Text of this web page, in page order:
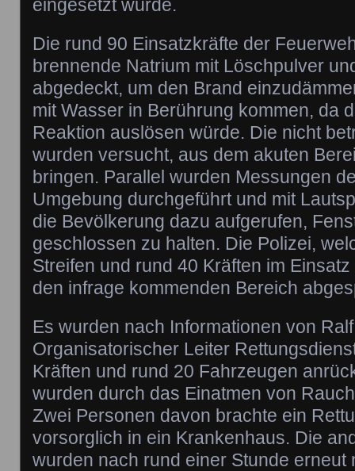
eingesetzt wurde.
Die rund 90 Einsatzkräfte der
brennende Natrium mit Löschpulver
abgedeckt, um den Brand
mit Wasser in Berührung kommen, da
Reaktion auslösen würde. Die nicht
wurden versucht, aus dem akuten
bringen. Parallel wurden Messungen
Umgebung durchgeführt und mit
die Bevölkerung dazu aufgerufen,
geschlossen zu halten. Die Polizei,
Streifen und rund 40 Kräften im
den infrage kommenden Bereich
Es wurden nach Informationen von
Organisatorischer Leiter
Kräften und rund 20 Fahrzeugen
wurden durch das Einatmen von
Zwei Personen davon brachte ein
vorsorglich in ein Krankenhaus. Die
wurden nach rund einer Stunde erneut